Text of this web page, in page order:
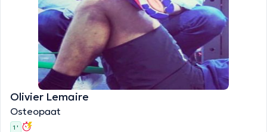
Olivier Lemaire
Osteopaat
1 '